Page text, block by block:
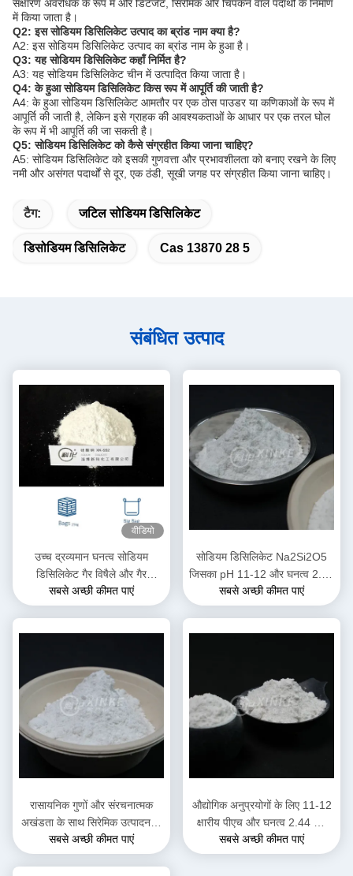
संक्षारण अवरोधक के रूप में और डिटर्जेंट, सिरेमिक और चिपकने वाले पदार्थों के निर्माण
में किया जाता है।
Q2: इस सोडियम डिसिलिकेट उत्पाद का ब्रांड नाम क्या है?
A2: इस सोडियम डिसिलिकेट उत्पाद का ब्रांड नाम के हुआ है।
Q3: यह सोडियम डिसिलिकेट कहाँ निर्मित है?
A3: यह सोडियम डिसिलिकेट चीन में उत्पादित किया जाता है।
Q4: के हुआ सोडियम डिसिलिकेट किस रूप में आपूर्ति की जाती है?
A4: के हुआ सोडियम डिसिलिकेट आमतौर पर एक ठोस पाउडर या कणिकाओं के रूप में
आपूर्ति की जाती है, लेकिन इसे ग्राहक की आवश्यकताओं के आधार पर एक तरल घोल
के रूप में भी आपूर्ति की जा सकती है।
Q5: सोडियम डिसिलिकेट को कैसे संग्रहीत किया जाना चाहिए?
A5: सोडियम डिसिलिकेट को इसकी गुणवत्ता और प्रभावशीलता को बनाए रखने के लिए
नमी और असंगत पदार्थों से दूर, एक ठंडी, सूखी जगह पर संग्रहीत किया जाना चाहिए।
टैग: जटिल सोडियम डिसिलिकेट
डिसोडियम डिसिलिकेट Cas 13870 28 5
संबंधित उत्पाद
वीडियो
उच्च द्रव्यमान घनत्व सोडियम
डिसिलिकेट गैर विषैले और गैर
ज्वलनशील
सबसे अच्छी कीमत पाएं
सोडियम डिसिलिकेट Na2Si2O5
जिसका pH 11-12 और घनत्व 2.44
G/cm³ है, औद्योगिक अनुप्रयोगों के
लिए पानी में अत्यधिक घुलनशील
सबसे अच्छी कीमत पाएं
रासायनिक गुणों और संरचनात्मक
अखंडता के साथ सिरेमिक उत्पादन के
लिए गैर विषैले सोडियम डिसिलिकेट
Na2Si2O5
सबसे अच्छी कीमत पाएं
औद्योगिक अनुप्रयोगों के लिए 11-12
क्षारीय पीएच और घनत्व 2.44 जी/
सेमी3 के साथ उच्च घुलनशील
सोडियम डिसिलिकेट पाउडर
सबसे अच्छी कीमत पाएं